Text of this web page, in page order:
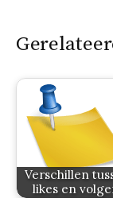
Verschillen
likes en